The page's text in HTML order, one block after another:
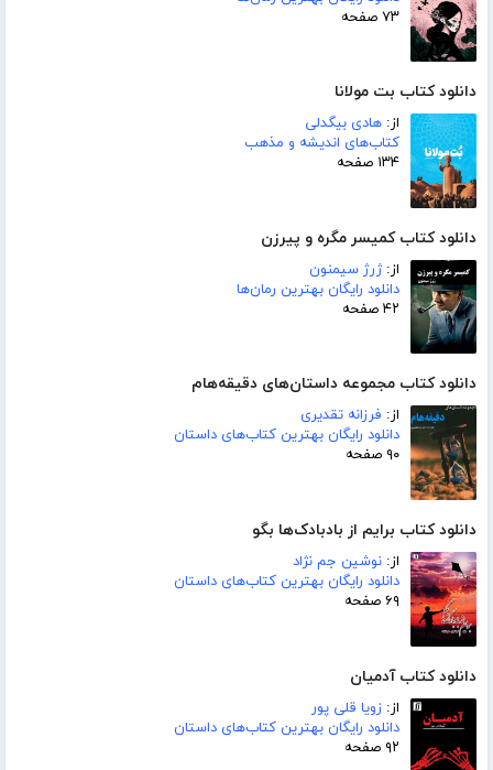
۷۳ صفحه
دانلود کتاب بت مولانا
از: هادی بیگدلی
کتاب‌های اندیشه و مذهب
۱۳۴ صفحه
دانلود کتاب کمیسر مگره و پیرزن
از:ژرژ سیمنون
دانلود رایگان بهترین رمان‌ها
۴۲ صفحه
دانلود کتاب مجموعه داستان‌های دقیقه‌هام
از: فرزانه تقدیری
دانلود رایگان بهترین کتاب‌های داستان
۹۰ صفحه
دانلود کتاب برایم از بادبادک‌ها بگو
از: نوشین جم نژاد
دانلود رایگان بهترین کتاب‌های داستان
۶۹ صفحه
دانلود کتاب آدمیان
از: زویا قلی پور
دانلود رایگان بهترین کتاب‌های داستان
۹۲ صفحه